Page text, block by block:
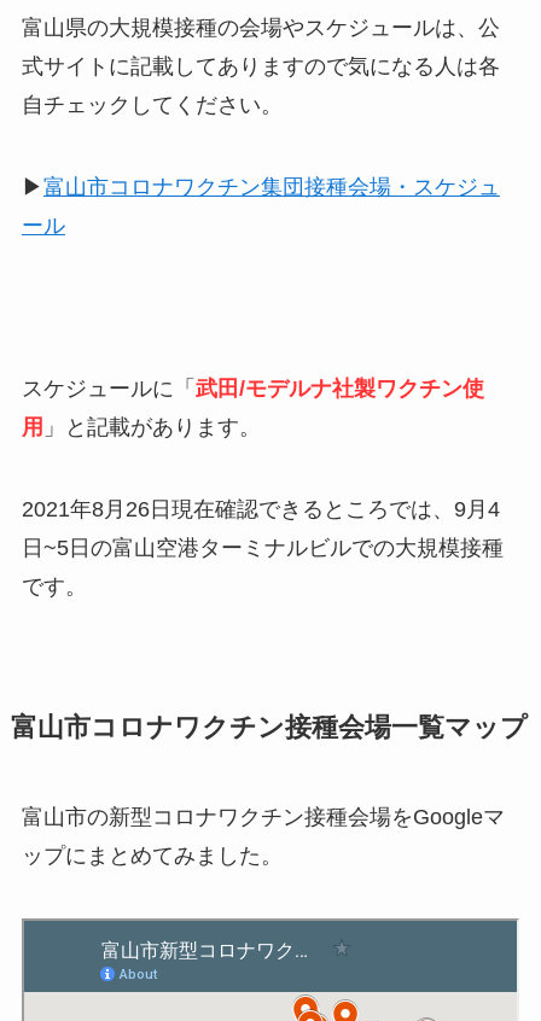
富山県の大規模接種の会場やスケジュールは、公
式サイトに記載してありますので気になる人は各
自チェックしてください。
▶︎富山市コロナワクチン集団接種会場・スケジュ
ール
スケジュールに「 武田/モデルナ社製ワクチン使
用 」と記載があります。
2021年8月26日現在確認できるところでは、9月4
日~5日の富山空港ターミナルビルでの大規模接種
です。
富山市コロナワクチン接種会場一覧マップ
富山市の新型コロナワクチン接種会場をGoogleマ
ップにまとめてみました。